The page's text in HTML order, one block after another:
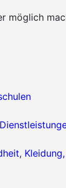
möglich
,